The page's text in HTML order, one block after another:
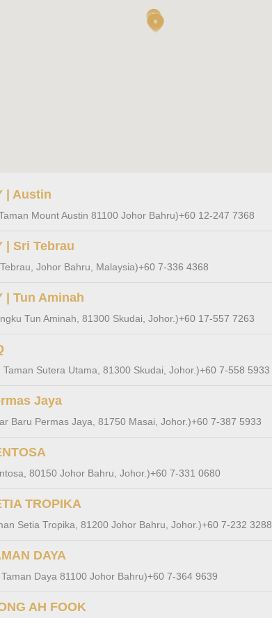
| Austin
Mount Austin 81100 Johor Bahru)+60 12-247 7368
| Sri Tebrau
Johor Bahru, Malaysia)+60 7-336 4368
| Tun Aminah
Tun Aminah, 81300 Skudai, Johor.)+60 17-557 7263
Sutera Utama, 81300 Skudai, Johor.)+60 7-558 5933
Jaya
Baru Permas Jaya, 81750 Masai, Johor.)+60 7-387 5933
80150 Johor Bahru, Johor.)+60 7-331 0680
TROPIKA
Setia Tropika, 81200 Johor Bahru, Johor.)+60 7-232 3288
DAYA
Daya 81100 Johor Bahru)+60 7-364 9639
AH FOOK